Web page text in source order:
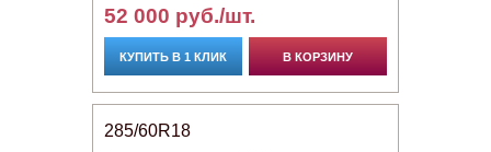
52 000 руб./шт.
КУПИТЬ В 1 КЛИК В КОРЗИНУ
285/60R18